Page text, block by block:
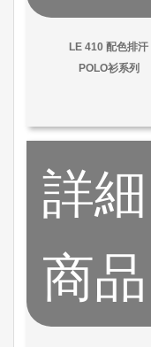
LE 410 配色排汗
POLO衫系列
詳細
商品